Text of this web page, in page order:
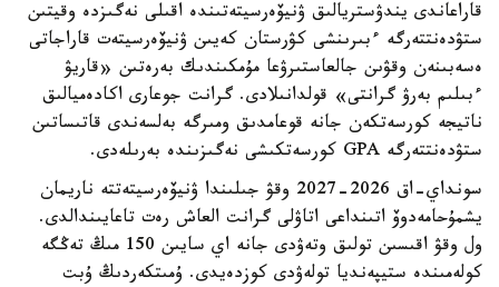
قاراعاندى يندۋستريالىق ۋنيۆەرسيتەتىندە اقىلى نەگىزدە وقيتىن
ستۋدەنتتەرگە ءبىرىنشى كۋرستان كەيىن ۋنيۆەرسيتەت قاراجاتى
ەسەبىنەن وقۋىن جالعاستىرۋعا مۇمكىندىك بەرەتىن «قاريۋ
ءبىلىم بەرۋ گرانتى» قولدانىلادى. گرانت جوعارى اكادەميالىق
ناتيجە كورسەتكەن جانە قوعامدىق ومىرگە بەلسەندى قاتىساتىن
ستۋدەنتتەرگە GPA كورسەتكىشى نەگىزىندە بەرىلەدى.
سونداي-اق 2026-2027 وقۋ جىلىندا ۋنيۆەرسيتەتتە ناريمان
يشمۇحامەدوۆ اتىنداعى اتاۋلى گرانت العاش رەت تاعايىندالدى.
ول وقۋ اقىسىن تولىق وتەۋدى جانە اي سايىن 150 مىڭ تەڭگە
كولەمىندە ستيپەنديا تولەۋدى كوزدەيدى. ۇمىتكەردىڭ ۇبت